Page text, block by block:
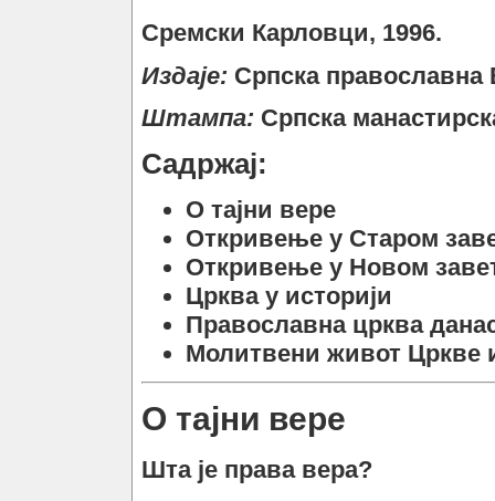
Сремски Карловци, 1996.
Издаје: Српска православна
Штампа: Српска
Садржај:
О тајни вере
Откривење у Старом
Откривење у Новом
Црква у историји
Православна црква
Молитвени живот Цркве
О тајни вере
Шта је права вера?